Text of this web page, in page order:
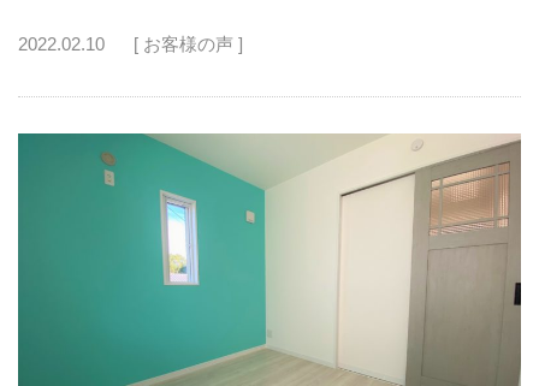
2022.02.10 [ お客様の声 ]